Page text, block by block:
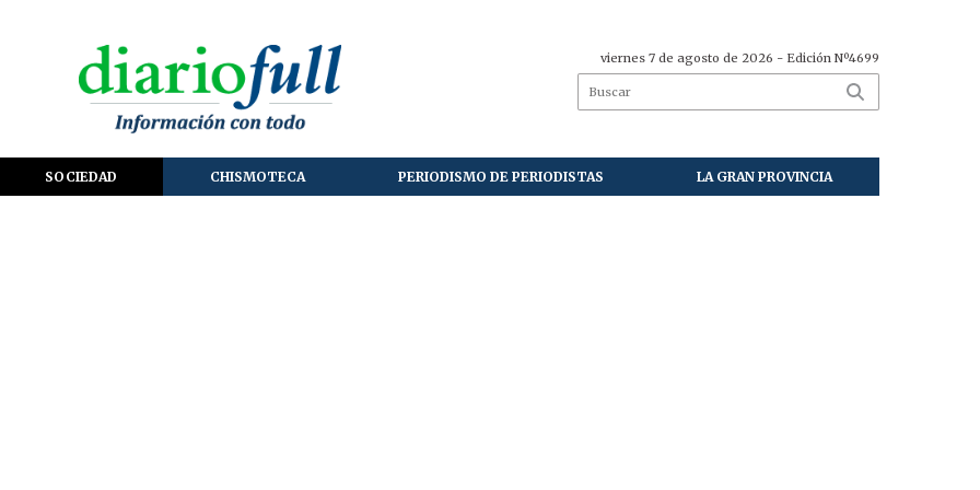
viernes 7 de agosto de 2026 - Edición Nº4699
SOCIEDAD CHISMOTECA PERIODISMO DE PERIODISTAS LA GRAN PROVINCIA